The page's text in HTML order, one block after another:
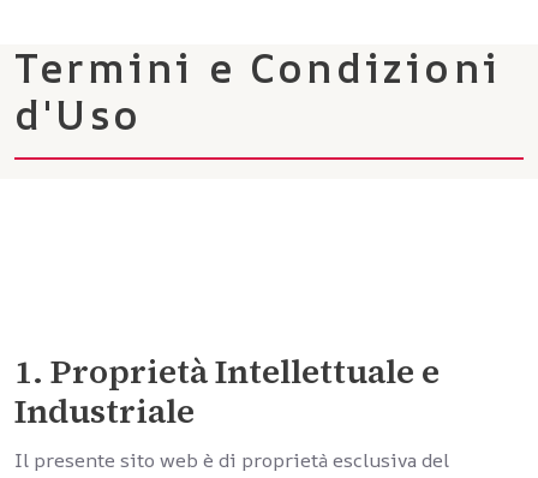
Termini e Condizioni
d'Uso
1. Proprietà Intellettuale e
Industriale
Il presente sito web è di proprietà esclusiva del